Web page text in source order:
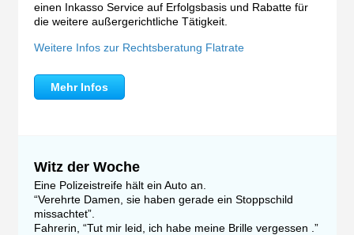
einen Inkasso Service auf Erfolgsbasis und Rabatte für
die weitere außergerichtliche Tätigkeit.
Weitere Infos zur Rechtsberatung Flatrate
Mehr Infos
Witz der Woche
Eine Polizeistreife hält ein Auto an.
“Verehrte Damen, sie haben gerade ein Stoppschild
missachtet”.
Fahrerin, “Tut mir leid, ich habe meine Brille vergessen .”